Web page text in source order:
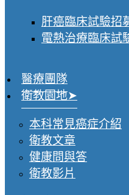
肝癌臨床試驗招
電熱治療臨床試
醫療團隊
衛教園地
本科常見癌症介紹
衛教文章
健康問與答
衛教影片